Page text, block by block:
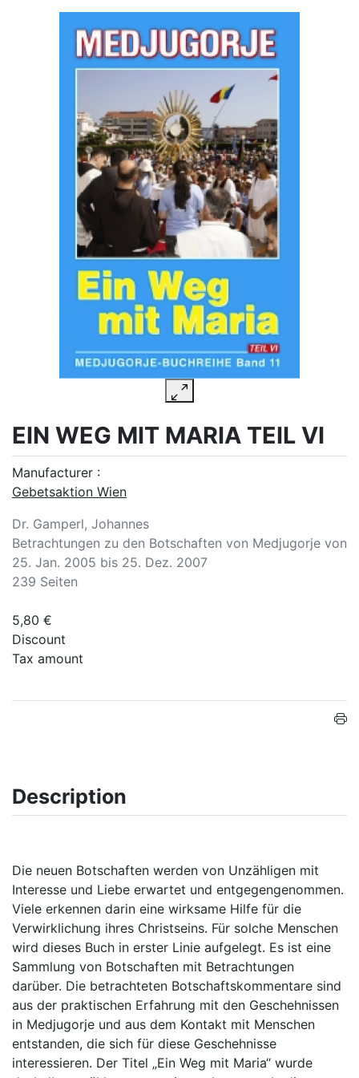
EIN WEG MIT MARIA TEIL VI
Manufacturer :
Gebetsaktion Wien
Dr. Gamperl, Johannes
Betrachtungen zu den Botschaften von Medjugorje von
25. Jan. 2005 bis 25. Dez. 2007
239 Seiten
5,80 €
Discount
Tax amount
Description
Die neuen Botschaften werden von Unzähligen mit
Interesse und Liebe erwartet und entgegengenommen.
Viele erkennen darin eine wirksame Hilfe für die
Verwirklichung ihres Christseins. Für solche Menschen
wird dieses Buch in erster Linie aufgelegt. Es ist eine
Sammlung von Botschaften mit Betrachtungen
darüber. Die betrachteten Botschaftskommentare sind
aus der praktischen Erfahrung mit den Geschehnissen
in Medjugorje und aus dem Kontakt mit Menschen
entstanden, die sich für diese Geschehnisse
interessieren. Der Titel „Ein Weg mit Maria“ wurde